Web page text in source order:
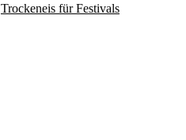
Trockeneis für Festivals